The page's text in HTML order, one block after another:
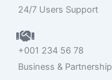
24/7 Users Support
+001 234 56 78
Business & Partnership